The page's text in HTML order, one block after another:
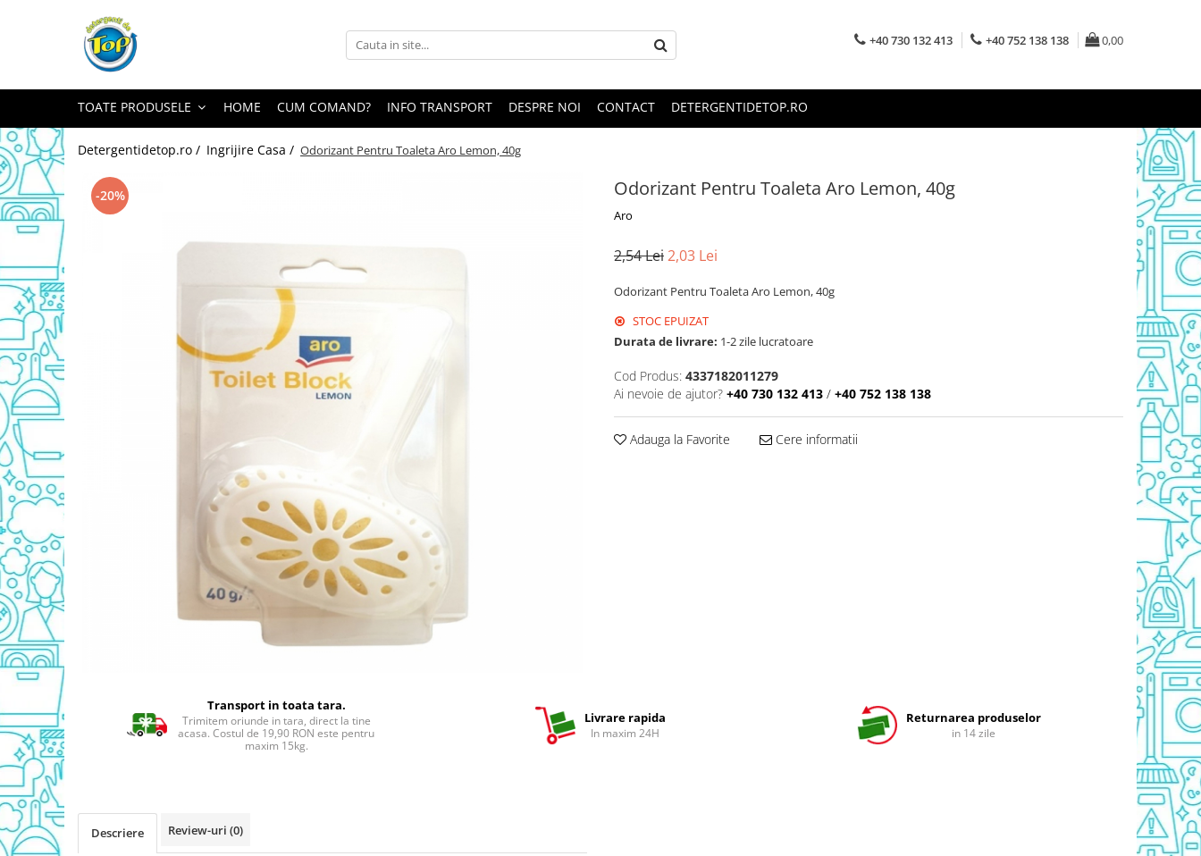
Toate Produsele
Detergenti Pudra
Detergent Lichid
Balsam De Rufe
Detergenti Curatenie Casa
Sano Detergent Pardoseli
Asevi Pardoseli
Produse Pentru Baie
Produse Pentru Bucatarie
Detergenti Curatenie Casa
Detergent Pardoseli
Detergent Geamuri
Detergent Mobila
Detergenti De Haine
Detergent Capsule
Detergent Pentru Pete
Detergent Ariel
Balsam De Rufe
Semana Balsam Rufe
Sano Maxima Balsam
Pachete Produse Curatenie
Produse Pentru Baie
Duck WC
Odorizant WC Bref
Odorizant Vas WC
Odorizant Bazin WC
Cantar
Produse Pentru Bucatarie
Detergent Vase Pentru Masina
Detergent Vase Manual
+40 730 132 413 +40 752 138 138 0,00
TOATE PRODUSELE HOME CUM COMAND? INFO TRANSPORT DESPRE NOI CONTACT DETERGENTIDETOP.RO
Detergentidetop.ro / Ingrijire Casa / Odorizant Pentru Toaleta Aro Lemon, 40g
Odorizant Pentru Toaleta Aro Lemon, 40g
Aro
-20%
2,54 Lei2,03 Lei
Odorizant Pentru Toaleta Aro Lemon, 40g
STOC EPUIZAT
Durata de livrare: 1-2 zile lucratoare
Cod Produs: 4337182011279
Ai nevoie de ajutor? +40 730 132 413 / +40 752 138 138
Adauga la Favorite Cere informatii
Transport in toata tara.
Trimitem oriunde in tara, direct la tine
acasa. Costul de 19,90 RON este pentru
maxim 15kg.
Livrare rapida
In maxim 24H
Returnarea produselor
in 14 zile
Descriere Review-uri (0)